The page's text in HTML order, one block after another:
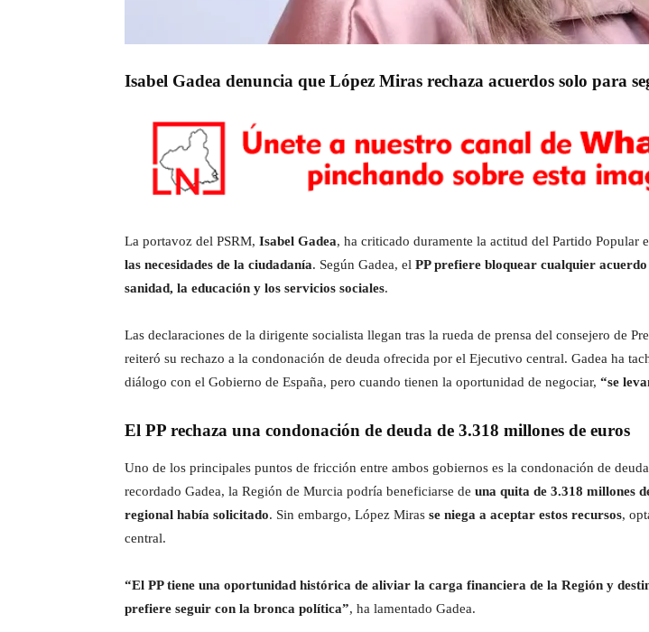
Isabel Gadea denuncia que López Miras rechaza acuerdos solo para
La portavoz del PSRM, Isabel Gadea, ha criticado duramente la actitud del Partido Popular
las necesidades de la ciudadanía. Según Gadea, el PP prefiere bloquear cualquier
sanidad, la educación y los servicios sociales.
Las declaraciones de la dirigente socialista llegan tras la rueda de prensa del consejero de
reiteró su rechazo a la condonación de deuda ofrecida por el Ejecutivo central. Gadea ha
diálogo con el Gobierno de España, pero cuando tienen la oportunidad de negociar, “se
El PP rechaza una condonación de deuda de 3.318 millones de euros
Uno de los principales puntos de fricción entre ambos gobiernos es la condonación de
recordado Gadea, la Región de Murcia podría beneficiarse de una quita de 3.318 millones
regional había solicitado. Sin embargo, López Miras se niega a aceptar estos recursos,
central.
“El PP tiene una oportunidad histórica de aliviar la carga financiera de la Región y
prefiere seguir con la bronca política”, ha lamentado Gadea.